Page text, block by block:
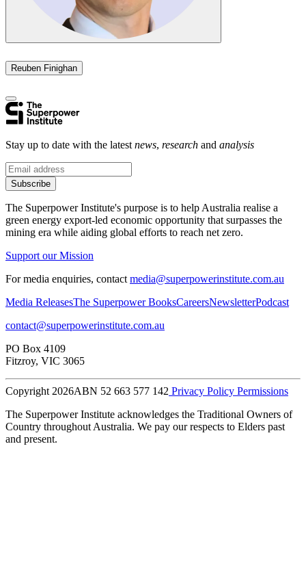
Reuben Finighan​​​​‌ ‍ ​‍​‍‌‍ ‌ ​‍‌‍‍‌‌‍‌ ‌‍‍‌‌‍ ‍​‍​‍​ ‍‍​‍​‍‌ ​ ‌‍​‌‌‍ ‍‌‍‍‌‌ ‌​‌ ‍‌​‍ ‍‌‍‍‌‌‍ ​‍​‍​‍ ​​‍​‍‌‍‍​‌ ​‍‌‍‌‌‌‍‌‍​‍​‍​ ‍‍​‍​‍‌‍‍​‌ ‌​‌ ‌​‌ ​​​ ‍‍​‍ ​‍ ‌‍ ​‌‍ ‌‍​ ‌‍​‌‌‍ ​‌‍‍​‌‍ ‌ ​ ‌ ‌​​ ‍‍​ ​ ​ ​ ​ ​ ​ ​ ​‍ ‌‍‍‌‌‍ ‍‌ ‌​‌‍‌‌‌‍ ‍‌ ‌​​‍ ‌‍‌‌‌‍‌​‌‍‍‌‌ ‌​​‍ ‌‍ ‌‌‍ ‌‍‌​‌‍‌‌​ ‌‌ ​​‌ ​‍‌‍‌‌‌ ​ ‌‍‌‌‌‍ ‍‌ ‌​‌‍​‌‌ ‌​‌‍‍‌‌‍ ‌‍ ‍​ ‍ ‌‍‍‌‌‍‌​​ ‌​ ‌​​ ‍​​ ‌‌‌‍​ ​ ​‍​ ‌ ​ ‌ ​ ‌​​‍ ‌​ ​ ​ ​‌​ ​ ​ ​ ​‍ ‌​ ‌​‌‍​ ​ ​ ​ ‌​​‍ ‌‌‍​‍​ ‍​​ ​‌‌‍​‍​‍ ‌​ ‌‌​ ‌ ​ ​‌​ ‍‌​ ​‌‌‍‌​‌‍​‍​ ‌‍​ ‌​‌‍​‌‌‍‌‌‌‍‌​​ ‍ ‌ ‌​‌ ‍‌‌ ​​‌‍‌‌​ ‌‌‍​‌‌ ‌‌‌ ‌​‌‍‍​‌‍ ‌ ​‍​ ‍ ‌ ​​‌‍​‌‌ ‌​‌‍‍​​ ‌‌‍ ‍‌‍​‌‌‍ ‌‌‍‌‌​ ‌‍​‍‌‍​‌‌ ​ ‌‍‌‌‌‌‌‌‌ ​‍‌‍ ​​ ‌‌‍‍​‌ ‌​‌ ‌​‌ ​​​‍‌‌​ ​ ‌​​‌​‍‌‌​ ​‍‌​‌‍​‍‌‌​ ​‍‌​‌‍‌‍ ​‌‍ ‌‍​ ‌‍​‌‌‍ ​‌‍‍​‌‍ ‌ ​ ‌ ‌​​‍‌‌​ ​ ‌​​‌​ ​ ​ ​ ​ ​ ​ ​ ​‍‌‍‌‍‍‌‌‍‌​​ ‌​ ‌​​ ‍​​ ‌‌‌‍​ ​ ​‍​ ‌ ​ ‌ ​ ‌​​‍ ‌​ ​ ​ ​‌​ ​ ​ ​ ​‍ ‌​ ‌​‌‍​ ​ ​ ​ ‌​​‍ ‌‌‍​‍​ ‍​​ ​‌‌‍​‍​‍ ‌​ ‌‌​ ‌ ​ ​‌​ ‍‌​ ​‌‌‍‌​‌‍​‍​ ‌‍​ ‌​‌‍​‌‌‍‌‌‌‍‌​​‍‌‍‌ ‌​‌ ‍‌‌ ​​‌‍‌‌​ ‌‌‍​‌‌ ‌‌‌ ‌​‌‍‍​‌‍ ‌ ​‍​‍‌‍‌ ​​‌‍​‌‌ ‌​‌‍‍​​ ‌‌‍ ‍‌‍​‌‌‍ ‌‌‍‌‌​‍‌‍‌ ​​‌‍‌‌‌ ​‍‌ ​ ‌ ​​‌‍‌‌‌‍​ ‌ ‌​‌‍‍‌‌ ‌‍‌‍‌‌​ ‌‌ ​​‌ ‌‌‌‍​‍‌‍ ​‌‍‍‌‌ ​ ‌‍‍​‌‍‌‌‌‍‌​​‍​‍‌ ‌
Stay up to date with the latest news, research and analysis
Subscribe
The Superpower Institute's purpose is to help Australia realise a
green energy export-led economic opportunity that surpasses the
mining era while aiding global efforts to reach net zero.​​​​‌ ‍ ​‍​‍‌‍ ‌ ​‍‌‍‍‌‌‍‌ ‌‍‍‌‌‍ ‍​‍​‍​ ‍‍​‍​‍‌ ​ ‌‍​‌‌‍ ‍‌‍‍‌‌ ‌​‌ ‍‌​‍ ‍‌‍‍‌‌‍ ​‍​‍​‍ ​​‍​‍‌‍‍​‌ ​‍‌‍‌‌‌‍‌‍​‍​‍​ ‍‍​‍​‍‌‍‍​‌ ‌​‌ ‌​‌ ​​​ ‍‍​‍ ​‍ ‌‍ ​‌‍ ‌‍​ ‌‍​‌‌‍ ​‌‍‍​‌‍ ‌ ​ ‌ ‌​​ ‍‍​ ​ ​ ​ ​ ​ ​ ​ ​‍ ‌‍‍‌‌‍ ‍‌ ‌​‌‍‌‌‌‍ ‍‌ ‌​​‍ ‌‍‌‌‌‍‌​‌‍‍‌‌ ‌​​‍ ‌‍ ‌‌‍ ‌‍‌​‌‍‌‌​ ‌‌ ​​‌ ​‍‌‍‌‌‌ ​ ‌‍‌‌‌‍ ‍‌ ‌​‌‍​‌‌ ‌​‌‍‍‌‌‍ ‌‍ ‍​ ‍ ‌‍‍‌‌‍‌​​ ‌​ ​‍​ ‌‍​ ‌‌​ ‌‍​ ​​‌‍‌‌​ ‍​​ ​​​‍ ‌​ ‌ ​ ‌​​ ‌‍​ ‌‌​‍ ‌​ ‌​​ ‍​​ ​ ​ ‍‌​‍ ‌​ ‍​​ ‌‍​ ​‍​ ‍‌​‍ ‌​ ‌‌​ ‌‌​ ‌ ​ ​‍‌‍‌‍​ ‍​​ ​‍​ ‍‌​ ‌‌​ ‍​​ ​​‌‍‌‌​ ‍ ‌ ‌​‌ ‍‌‌ ​​‌‍‌‌​ ‌‌ ​ ‌‍‌‌‌ ‌​‌ ‌​‌‍‍‌‌‍ ‍‌‍‌ ‌ ​ ​ ‍ ‌ ​​‌‍​‌‌ ‌​‌‍‍​​ ‌‌‍‌‍‌‍ ‌‍ ‌ ‌​‌‍‌‌‌ ​‍‌‌‌​‌‍‌‌‌ ‍​‌ ‌​​ ‌‍​‍‌‍​‌‌ ​ ‌‍‌‌‌‌‌‌‌ ​‍‌‍ ​​ ‌‌‍‍​‌ ‌​‌ ‌​‌ ​​​‍‌‌​ ​ ‌​​‌​‍‌‌​ ​‍‌​‌‍​‍‌‌​ ​‍‌​‌‍‌‍ ​‌‍ ‌‍​ ‌‍​‌‌‍ ​‌‍‍​‌‍ ‌ ​ ‌ ‌​​‍‌‌​ ​ ‌​​‌​ ​ ​ ​ ​ ​ ​ ​ ​‍‌‍‌‍‍‌‌‍‌​​ ‌​ ​‍​ ‌‍​ ‌‌​ ‌‍​ ​​‌‍‌‌​ ‍​​ ​​​‍ ‌​ ‌ ​ ‌​​ ‌‍​ ‌‌​‍ ‌​ ‌​​ ‍​​ ​ ​ ‍‌​‍ ‌​ ‍​​ ‌‍​ ​‍​ ‍‌​‍ ‌​ ‌‌​ ‌‌​ ‌ ​ ​‍‌‍‌‍​ ‍​​ ​‍​ ‍‌​ ‌‌​ ‍​​ ​​‌‍‌‌​‍‌‍‌ ‌​‌ ‍‌‌ ​​‌‍‌‌​ ‌‌ ​ ‌‍‌‌‌ ‌​‌ ‌​‌‍‍‌‌‍ ‍‌‍‌ ‌ ​ ​‍‌‍‌ ​​‌‍​‌‌ ‌​‌‍‍​​ ‌‌‍‌‍‌‍ ‌‍ ‌ ‌​‌‍‌‌‌ ​‍‌‌‌​‌‍‌‌‌ ‍​‌ ‌​​‍‌‍‌ ​​‌‍‌‌‌ ​‍‌ ​ ‌ ​​‌‍‌‌‌‍​ ‌ ‌​‌‍‍‌‌ ‌‍‌‍‌‌​ ‌‌ ​​‌ ‌‌‌‍​‍‌‍ ​‌‍‍‌‌ ​ ‌‍‍​‌‍‌‌‌‍‌​​‍​‍‌ ‌
Support our Mission
For media enquiries, contact media@superpowerinstitute.com.au
Media Releases​​​​‌ ‍ ​‍​‍‌‍ ‌ ​‍‌‍‍‌‌‍‌ ‌‍‍‌‌‍ ‍​‍​‍​ ‍‍​‍​‍‌ ​ ‌‍​‌‌‍ ‍‌‍‍‌‌ ‌​‌ ‍‌​‍ ‍‌‍‍‌‌‍ ​‍​‍​‍ ​​‍​‍‌‍‍​‌ ​‍‌‍‌‌‌‍‌‍​‍​‍​ ‍‍​‍​‍‌‍‍​‌ ‌​‌ ‌​‌ ​​​ ‍‍​‍ ​‍ ‌‍ ​‌‍ ‌‍​ ‌‍​‌‌‍ ​‌‍‍​‌‍ ‌ ​ ‌ ‌​​ ‍‍​ ​ ​ ​ ​ ​ ​ ​ ​‍ ‌‍‍‌‌‍ ‍‌ ‌​‌‍‌‌‌‍ ‍‌ ‌​​‍ ‌‍‌‌‌‍‌​‌‍‍‌‌ ‌​​‍ ‌‍ ‌‌‍ ‌‍‌​‌‍‌‌​ ‌‌ ​​‌ ​‍‌‍‌‌‌ ​ ‌‍‌‌‌‍ ‍‌ ‌​‌‍​‌‌ ‌​‌‍‍‌‌‍ ‌‍ ‍​ ‍ ‌‍‍‌‌‍‌​​ ‌​ ​‍​ ‌‍​ ‌‌​ ‌‍​ ​​‌‍‌‌​ ‍​​ ​​​‍ ‌​ ‌ ​ ‌​​ ‌‍​ ‌‌​‍ ‌​ ‌​​ ‍​​ ​ ​ ‍‌​‍ ‌​ ‍​​ ‌‍​ ​‍​ ‍‌​‍ ‌​ ‌‌​ ‌‌​ ‌ ​ ​‍‌‍‌‍​ ‍​​ ​‍​ ‍‌​ ‌‌​ ‍​​ ​​‌‍‌‌​ ‍ ‌ ‌​‌ ‍‌‌ ​​‌‍‌‌​ ‌‌ ​ ‌‍‌‌‌ ‌​‌ ‌​‌‍‍‌‌‍ ‍‌‍‌ ‌ ​ ​ ‍ ‌ ​​‌‍​‌‌ ‌​‌‍‍​​ ‌‌‍‌‍‌‍ ‌‍ ‌ ‌​‌‍‌‌‌ ​‍‌​ ‌‌‍‌‌‌‍ ‍‌ ‌‌‌​‍‌‌ ‌​‌‍‌‌‌‍ ‌‌ ​ ​‍‌‌​ ‌‌‌​​‍‌‌ ‌‍‍ ‌‍‌‌‌ ‍‌​‍‌‌​ ​ ‌​‌​​‍‌‌​ ​ ‌​‌​​‍‌‌​ ​‍​ ​‍‌‍​ ‌‍​‌​ ‌​​ ​​​ ‍‌‌‍‌​​ ​‍​ ‌‍‌‍​ ​ ‌ ‌‍‌‌​ ‌‌​‍‌‌​ ​‍​ ​‍​‍‌‌​ ‌‌‌​‌​​‍ ‍‌‍ ​‌‍​‌‌‍​‍‌‍‌‌‌‍ ​​ ‌‍​‍‌‍​‌‌ ​ ‌‍‌‌‌‌‌‌‌ ​‍‌‍ ​​ ‌‌‍‍​‌ ‌​‌ ‌​‌ ​​​‍‌‌​ ​ ‌​​‌​‍‌‌​ ​‍‌​‌‍​‍‌‌​ ​‍‌​‌‍‌‍ ​‌‍ ‌‍​ ‌‍​‌‌‍ ​‌‍‍​‌‍ ‌ ​ ‌ ‌​​‍‌‌​ ​ ‌​​‌​ ​ ​ ​ ​ ​ ​ ​ ​‍‌‍‌‍‍‌‌‍‌​​ ‌​ ​‍​ ‌‍​ ‌‌​ ‌‍​ ​​‌‍‌‌​ ‍​​ ​​​‍ ‌​ ‌ ​ ‌​​ ‌‍​ ‌‌​‍ ‌​ ‌​​ ‍​​ ​ ​ ‍‌​‍ ‌​ ‍​​ ‌‍​ ​‍​ ‍‌​‍ ‌​ ‌‌​ ‌‌​ ‌ ​ ​‍‌‍‌‍​ ‍​​ ​‍​ ‍‌​ ‌‌​ ‍​​ ​​‌‍‌‌​‍‌‍‌ ‌​‌ ‍‌‌ ​​‌‍‌‌​ ‌‌ ​ ‌‍‌‌‌ ‌​‌ ‌​‌‍‍‌‌‍ ‍‌‍‌ ‌ ​ ​‍‌‍‌ ​​‌‍​‌‌ ‌​‌‍‍​​ ‌‌‍‌‍‌‍ ‌‍ ‌ ‌​‌‍‌‌‌ ​‍‌​ ‌‌‍‌‌‌‍ ‍‌ ‌‌‌​‍‌‌ ‌​‌‍‌‌‌‍ ‌‌ ​ ​‍‌‌​ ‌‌‌​​‍‌‌ ‌‍‍ ‌‍‌‌‌ ‍‌​‍‌‌​ ​ ‌​‌​​‍‌‌​ ​ ‌​‌​​‍‌‌​ ​‍​ ​‍‌‍​ ‌‍​‌​ ‌​​ ​​​ ‍‌‌‍‌​​ ​‍​ ‌‍‌‍​ ​ ‌ ‌‍‌‌​ ‌‌​‍‌‌​ ​‍​ ​‍​‍‌‌​ ‌‌‌​‌​​‍ ‍‌‍ ​‌‍​‌‌‍​‍‌‍‌‌‌‍ ​​‍‌‍‌ ​​‌‍‌‌‌ ​‍‌ ​ ‌ ​​‌‍‌‌‌‍​ ‌ ‌​‌‍‍‌‌ ‌‍‌‍‌‌​ ‌‌ ​​‌ ‌‌‌‍​‍‌‍ ​‌‍‍‌‌ ​ ‌‍‍​‌‍‌‌‌‍‌​​‍​‍‌ ‌The Superpower Books​​​​‌ ‍ ​‍​‍‌‍ ‌ ​‍‌‍‍‌‌‍‌ ‌‍‍‌‌‍ ‍​‍​‍​ ‍‍​‍​‍‌ ​ ‌‍​‌‌‍ ‍‌‍‍‌‌ ‌​‌ ‍‌​‍ ‍‌‍‍‌‌‍ ​‍​‍​‍ ​​‍​‍‌‍‍​‌ ​‍‌‍‌‌‌‍‌‍​‍​‍​ ‍‍​‍​‍‌‍‍​‌ ‌​‌ ‌​‌ ​​​ ‍‍​‍ ​‍ ‌‍ ​‌‍ ‌‍​ ‌‍​‌‌‍ ​‌‍‍​‌‍ ‌ ​ ‌ ‌​​ ‍‍​ ​ ​ ​ ​ ​ ​ ​ ​‍ ‌‍‍‌‌‍ ‍‌ ‌​‌‍‌‌‌‍ ‍‌ ‌​​‍ ‌‍‌‌‌‍‌​‌‍‍‌‌ ‌​​‍ ‌‍ ‌‌‍ ‌‍‌​‌‍‌‌​ ‌‌ ​​‌ ​‍‌‍‌‌‌ ​ ‌‍‌‌‌‍ ‍‌ ‌​‌‍​‌‌ ‌​‌‍‍‌‌‍ ‌‍ ‍​ ‍ ‌‍‍‌‌‍‌​​ ‌​ ​‍​ ‌‍​ ‌‌​ ‌‍​ ​​‌‍‌‌​ ‍​​ ​​​‍ ‌​ ‌ ​ ‌​​ ‌‍​ ‌‌​‍ ‌​ ‌​​ ‍​​ ​ ​ ‍‌​‍ ‌​ ‍​​ ‌‍​ ​‍​ ‍‌​‍ ‌​ ‌‌​ ‌‌​ ‌ ​ ​‍‌‍‌‍​ ‍​​ ​‍​ ‍‌​ ‌‌​ ‍​​ ​​‌‍‌‌​ ‍ ‌ ‌​‌ ‍‌‌ ​​‌‍‌‌​ ‌‌ ​ ‌‍‌‌‌ ‌​‌ ‌​‌‍‍‌‌‍ ‍‌‍‌ ‌ ​ ​ ‍ ‌ ​​‌‍​‌‌ ‌​‌‍‍​​ ‌‌‍‌‍‌‍ ‌‍ ‌ ‌​‌‍‌‌‌ ​‍‌​ ‌‌‍‌‌‌‍ ‍‌ ‌‌‌​‍‌‌ ‌​‌‍‌‌‌‍ ‌‌ ​ ​‍‌‌​ ‌‌‌​​‍‌‌ ‌‍‍ ‌‍‌‌‌ ‍‌​‍‌‌​ ​ ‌​‌​​‍‌‌​ ​ ‌​‌​​‍‌‌​ ​‍​ ​‍​ ‌‍​ ‌ ​ ‌‌​ ​​​ ​‍​ ‌​‌‍‌​​ ‍​‌‍‌‌​ ‌‌‌‍‌‌​ ‍​​‍‌‌​ ​‍​ ​‍​‍‌‌​ ‌‌‌​‌​​‍ ‍‌‍ ​‌‍​‌‌‍​‍‌‍‌‌‌‍ ​​ ‌‍​‍‌‍​‌‌ ​ ‌‍‌‌‌‌‌‌‌ ​‍‌‍ ​​ ‌‌‍‍​‌ ‌​‌ ‌​‌ ​​​‍‌‌​ ​ ‌​​‌​‍‌‌​ ​‍‌​‌‍​‍‌‌​ ​‍‌​‌‍‌‍ ​‌‍ ‌‍​ ‌‍​‌‌‍ ​‌‍‍​‌‍ ‌ ​ ‌ ‌​​‍‌‌​ ​ ‌​​‌​ ​ ​ ​ ​ ​ ​ ​ ​‍‌‍‌‍‍‌‌‍‌​​ ‌​ ​‍​ ‌‍​ ‌‌​ ‌‍​ ​​‌‍‌‌​ ‍​​ ​​​‍ ‌​ ‌ ​ ‌​​ ‌‍​ ‌‌​‍ ‌​ ‌​​ ‍​​ ​ ​ ‍‌​‍ ‌​ ‍​​ ‌‍​ ​‍​ ‍‌​‍ ‌​ ‌‌​ ‌‌​ ‌ ​ ​‍‌‍‌‍​ ‍​​ ​‍​ ‍‌​ ‌‌​ ‍​​ ​​‌‍‌‌​‍‌‍‌ ‌​‌ ‍‌‌ ​​‌‍‌‌​ ‌‌ ​ ‌‍‌‌‌ ‌​‌ ‌​‌‍‍‌‌‍ ‍‌‍‌ ‌ ​ ​‍‌‍‌ ​​‌‍​‌‌ ‌​‌‍‍​​ ‌‌‍‌‍‌‍ ‌‍ ‌ ‌​‌‍‌‌‌ ​‍‌​ ‌‌‍‌‌‌‍ ‍‌ ‌‌‌​‍‌‌ ‌​‌‍‌‌‌‍ ‌‌ ​ ​‍‌‌​ ‌‌‌​​‍‌‌ ‌‍‍ ‌‍‌‌‌ ‍‌​‍‌‌​ ​ ‌​‌​​‍‌‌​ ​ ‌​‌​​‍‌‌​ ​‍​ ​‍​ ‌‍​ ‌ ​ ‌‌​ ​​​ ​‍​ ‌​‌‍‌​​ ‍​‌‍‌‌​ ‌‌‌‍‌‌​ ‍​​‍‌‌​ ​‍​ ​‍​‍‌‌​ ‌‌‌​‌​​‍ ‍‌‍ ​‌‍​‌‌‍​‍‌‍‌‌‌‍ ​​‍‌‍‌ ​​‌‍‌‌‌ ​‍‌ ​ ‌ ​​‌‍‌‌‌‍​ ‌ ‌​‌‍‍‌‌ ‌‍‌‍‌‌​ ‌‌ ​​‌ ‌‌‌‍​‍‌‍ ​‌‍‍‌‌ ​ ‌‍‍​‌‍‌‌‌‍‌​​‍​‍‌ ‌Careers​​​​‌ ‍ ​‍​‍‌‍ ‌ ​‍‌‍‍‌‌‍‌ ‌‍‍‌‌‍ ‍​‍​‍​ ‍‍​‍​‍‌ ​ ‌‍​‌‌‍ ‍‌‍‍‌‌ ‌​‌ ‍‌​‍ ‍‌‍‍‌‌‍ ​‍​‍​‍ ​​‍​‍‌‍‍​‌ ​‍‌‍‌‌‌‍‌‍​‍​‍​ ‍‍​‍​‍‌‍‍​‌ ‌​‌ ‌​‌ ​​​ ‍‍​‍ ​‍ ‌‍ ​‌‍ ‌‍​ ‌‍​‌‌‍ ​‌‍‍​‌‍ ‌ ​ ‌ ‌​​ ‍‍​ ​ ​ ​ ​ ​ ​ ​ ​‍ ‌‍‍‌‌‍ ‍‌ ‌​‌‍‌‌‌‍ ‍‌ ‌​​‍ ‌‍‌‌‌‍‌​‌‍‍‌‌ ‌​​‍ ‌‍ ‌‌‍ ‌‍‌​‌‍‌‌​ ‌‌ ​​‌ ​‍‌‍‌‌‌ ​ ‌‍‌‌‌‍ ‍‌ ‌​‌‍​‌‌ ‌​‌‍‍‌‌‍ ‌‍ ‍​ ‍ ‌‍‍‌‌‍‌​​ ‌​ ​‍​ ‌‍​ ‌‌​ ‌‍​ ​​‌‍‌‌​ ‍​​ ​​​‍ ‌​ ‌ ​ ‌​​ ‌‍​ ‌‌​‍ ‌​ ‌​​ ‍​​ ​ ​ ‍‌​‍ ‌​ ‍​​ ‌‍​ ​‍​ ‍‌​‍ ‌​ ‌‌​ ‌‌​ ‌ ​ ​‍‌‍‌‍​ ‍​​ ​‍​ ‍‌​ ‌‌​ ‍​​ ​​‌‍‌‌​ ‍ ‌ ‌​‌ ‍‌‌ ​​‌‍‌‌​ ‌‌ ​ ‌‍‌‌‌ ‌​‌ ‌​‌‍‍‌‌‍ ‍‌‍‌ ‌ ​ ​ ‍ ‌ ​​‌‍​‌‌ ‌​‌‍‍​​ ‌‌‍‌‍‌‍ ‌‍ ‌ ‌​‌‍‌‌‌ ​‍‌​ ‌‌‍‌‌‌‍ ‍‌ ‌‌‌​‍‌‌ ‌​‌‍‌‌‌‍ ‌‌ ​ ​‍‌‌​ ‌‌‌​​‍‌‌ ‌‍‍ ‌‍‌‌‌ ‍‌​‍‌‌​ ​ ‌​‌​​‍‌‌​ ​ ‌​‌​​‍‌‌​ ​‍​ ​‍‌‍‌‌​ ‌‌‌‍‌​​ ‌‍​ ‌ ‌‍‌​‌‍​‌​ ‌ ​ ‌ ​ ‌ ​ ​​‌‍​‌​‍‌‌​ ​‍​ ​‍​‍‌‌​ ‌‌‌​‌​​‍ ‍‌‍ ​‌‍​‌‌‍​‍‌‍‌‌‌‍ ​​ ‌‍​‍‌‍​‌‌ ​ ‌‍‌‌‌‌‌‌‌ ​‍‌‍ ​​ ‌‌‍‍​‌ ‌​‌ ‌​‌ ​​​‍‌‌​ ​ ‌​​‌​‍‌‌​ ​‍‌​‌‍​‍‌‌​ ​‍‌​‌‍‌‍ ​‌‍ ‌‍​ ‌‍​‌‌‍ ​‌‍‍​‌‍ ‌ ​ ‌ ‌​​‍‌‌​ ​ ‌​​‌​ ​ ​ ​ ​ ​ ​ ​ ​‍‌‍‌‍‍‌‌‍‌​​ ‌​ ​‍​ ‌‍​ ‌‌​ ‌‍​ ​​‌‍‌‌​ ‍​​ ​​​‍ ‌​ ‌ ​ ‌​​ ‌‍​ ‌‌​‍ ‌​ ‌​​ ‍​​ ​ ​ ‍‌​‍ ‌​ ‍​​ ‌‍​ ​‍​ ‍‌​‍ ‌​ ‌‌​ ‌‌​ ‌ ​ ​‍‌‍‌‍​ ‍​​ ​‍​ ‍‌​ ‌‌​ ‍​​ ​​‌‍‌‌​‍‌‍‌ ‌​‌ ‍‌‌ ​​‌‍‌‌​ ‌‌ ​ ‌‍‌‌‌ ‌​‌ ‌​‌‍‍‌‌‍ ‍‌‍‌ ‌ ​ ​‍‌‍‌ ​​‌‍​‌‌ ‌​‌‍‍​​ ‌‌‍‌‍‌‍ ‌‍ ‌ ‌​‌‍‌‌‌ ​‍‌​ ‌‌‍‌‌‌‍ ‍‌ ‌‌‌​‍‌‌ ‌​‌‍‌‌‌‍ ‌‌ ​ ​‍‌‌​ ‌‌‌​​‍‌‌ ‌‍‍ ‌‍‌‌‌ ‍‌​‍‌‌​ ​ ‌​‌​​‍‌‌​ ​ ‌​‌​​‍‌‌​ ​‍​ ​‍‌‍‌‌​ ‌‌‌‍‌​​ ‌‍​ ‌ ‌‍‌​‌‍​‌​ ‌ ​ ‌ ​ ‌ ​ ​​‌‍​‌​‍‌‌​ ​‍​ ​‍​‍‌‌​ ‌‌‌​‌​​‍ ‍‌‍ ​‌‍​‌‌‍​‍‌‍‌‌‌‍ ​​‍‌‍‌ ​​‌‍‌‌‌ ​‍‌ ​ ‌ ​​‌‍‌‌‌‍​ ‌ ‌​‌‍‍‌‌ ‌‍‌‍‌‌​ ‌‌ ​​‌ ‌‌‌‍​‍‌‍ ​‌‍‍‌‌ ​ ‌‍‍​‌‍‌‌‌‍‌​​‍​‍‌ ‌Newsletter​​​​‌ ‍ ​‍​‍‌‍ ‌ ​‍‌‍‍‌‌‍‌ ‌‍‍‌‌‍ ‍​‍​‍​ ‍‍​‍​‍‌ ​ ‌‍​‌‌‍ ‍‌‍‍‌‌ ‌​‌ ‍‌​‍ ‍‌‍‍‌‌‍ ​‍​‍​‍ ​​‍​‍‌‍‍​‌ ​‍‌‍‌‌‌‍‌‍​‍​‍​ ‍‍​‍​‍‌‍‍​‌ ‌​‌ ‌​‌ ​​​ ‍‍​‍ ​‍ ‌‍ ​‌‍ ‌‍​ ‌‍​‌‌‍ ​‌‍‍​‌‍ ‌ ​ ‌ ‌​​ ‍‍​ ​ ​ ​ ​ ​ ​ ​ ​‍ ‌‍‍‌‌‍ ‍‌ ‌​‌‍‌‌‌‍ ‍‌ ‌​​‍ ‌‍‌‌‌‍‌​‌‍‍‌‌ ‌​​‍ ‌‍ ‌‌‍ ‌‍‌​‌‍‌‌​ ‌‌ ​​‌ ​‍‌‍‌‌‌ ​ ‌‍‌‌‌‍ ‍‌ ‌​‌‍​‌‌ ‌​‌‍‍‌‌‍ ‌‍ ‍​ ‍ ‌‍‍‌‌‍‌​​ ‌​ ​‍​ ‌‍​ ‌‌​ ‌‍​ ​​‌‍‌‌​ ‍​​ ​​​‍ ‌​ ‌ ​ ‌​​ ‌‍​ ‌‌​‍ ‌​ ‌​​ ‍​​ ​ ​ ‍‌​‍ ‌​ ‍​​ ‌‍​ ​‍​ ‍‌​‍ ‌​ ‌‌​ ‌‌​ ‌ ​ ​‍‌‍‌‍​ ‍​​ ​‍​ ‍‌​ ‌‌​ ‍​​ ​​‌‍‌‌​ ‍ ‌ ‌​‌ ‍‌‌ ​​‌‍‌‌​ ‌‌ ​ ‌‍‌‌‌ ‌​‌ ‌​‌‍‍‌‌‍ ‍‌‍‌ ‌ ​ ​ ‍ ‌ ​​‌‍​‌‌ ‌​‌‍‍​​ ‌‌‍‌‍‌‍ ‌‍ ‌ ‌​‌‍‌‌‌ ​‍‌​ ‌‌‍‌‌‌‍ ‍‌ ‌‌‌​‍‌‌ ‌​‌‍‌‌‌‍ ‌‌ ​ ​‍‌‌​ ‌‌‌​​‍‌‌ ‌‍‍ ‌‍‌‌‌ ‍‌​‍‌‌​ ​ ‌​‌​​‍‌‌​ ​ ‌​‌​​‍‌‌​ ​‍​ ​‍​ ​‍‌‍​‍​ ​​​ ​ ​ ‍‌​ ​‍‌‍​‌​ ‍​‌‍​‌​ ‌ ​ ​​‌‍‌‍​‍‌‌​ ​‍​ ​‍​‍‌‌​ ‌‌‌​‌​​‍ ‍‌‍ ​‌‍​‌‌‍​‍‌‍‌‌‌‍ ​​ ‌‍​‍‌‍​‌‌ ​ ‌‍‌‌‌‌‌‌‌ ​‍‌‍ ​​ ‌‌‍‍​‌ ‌​‌ ‌​‌ ​​​‍‌‌​ ​ ‌​​‌​‍‌‌​ ​‍‌​‌‍​‍‌‌​ ​‍‌​‌‍‌‍ ​‌‍ ‌‍​ ‌‍​‌‌‍ ​‌‍‍​‌‍ ‌ ​ ‌ ‌​​‍‌‌​ ​ ‌​​‌​ ​ ​ ​ ​ ​ ​ ​ ​‍‌‍‌‍‍‌‌‍‌​​ ‌​ ​‍​ ‌‍​ ‌‌​ ‌‍​ ​​‌‍‌‌​ ‍​​ ​​​‍ ‌​ ‌ ​ ‌​​ ‌‍​ ‌‌​‍ ‌​ ‌​​ ‍​​ ​ ​ ‍‌​‍ ‌​ ‍​​ ‌‍​ ​‍​ ‍‌​‍ ‌​ ‌‌​ ‌‌​ ‌ ​ ​‍‌‍‌‍​ ‍​​ ​‍​ ‍‌​ ‌‌​ ‍​​ ​​‌‍‌‌​‍‌‍‌ ‌​‌ ‍‌‌ ​​‌‍‌‌​ ‌‌ ​ ‌‍‌‌‌ ‌​‌ ‌​‌‍‍‌‌‍ ‍‌‍‌ ‌ ​ ​‍‌‍‌ ​​‌‍​‌‌ ‌​‌‍‍​​ ‌‌‍‌‍‌‍ ‌‍ ‌ ‌​‌‍‌‌‌ ​‍‌​ ‌‌‍‌‌‌‍ ‍‌ ‌‌‌​‍‌‌ ‌​‌‍‌‌‌‍ ‌‌ ​ ​‍‌‌​ ‌‌‌​​‍‌‌ ‌‍‍ ‌‍‌‌‌ ‍‌​‍‌‌​ ​ ‌​‌​​‍‌‌​ ​ ‌​‌​​‍‌‌​ ​‍​ ​‍​ ​‍‌‍​‍​ ​​​ ​ ​ ‍‌​ ​‍‌‍​‌​ ‍​‌‍​‌​ ‌ ​ ​​‌‍‌‍​‍‌‌​ ​‍​ ​‍​‍‌‌​ ‌‌‌​‌​​‍ ‍‌‍ ​‌‍​‌‌‍​‍‌‍‌‌‌‍ ​​‍‌‍‌ ​​‌‍‌‌‌ ​‍‌ ​ ‌ ​​‌‍‌‌‌‍​ ‌ ‌​‌‍‍‌‌ ‌‍‌‍‌‌​ ‌‌ ​​‌ ‌‌‌‍​‍‌‍ ​‌‍‍‌‌ ​ ‌‍‍​‌‍‌‌‌‍‌​​‍​‍‌ ‌Podcast​​​​‌ ‍ ​‍​‍‌‍ ‌ ​‍‌‍‍‌‌‍‌ ‌‍‍‌‌‍ ‍​‍​‍​ ‍‍​‍​‍‌ ​ ‌‍​‌‌‍ ‍‌‍‍‌‌ ‌​‌ ‍‌​‍ ‍‌‍‍‌‌‍ ​‍​‍​‍ ​​‍​‍‌‍‍​‌ ​‍‌‍‌‌‌‍‌‍​‍​‍​ ‍‍​‍​‍‌‍‍​‌ ‌​‌ ‌​‌ ​​​ ‍‍​‍ ​‍ ‌‍ ​‌‍ ‌‍​ ‌‍​‌‌‍ ​‌‍‍​‌‍ ‌ ​ ‌ ‌​​ ‍‍​ ​ ​ ​ ​ ​ ​ ​ ​‍ ‌‍‍‌‌‍ ‍‌ ‌​‌‍‌‌‌‍ ‍‌ ‌​​‍ ‌‍‌‌‌‍‌​‌‍‍‌‌ ‌​​‍ ‌‍ ‌‌‍ ‌‍‌​‌‍‌‌​ ‌‌ ​​‌ ​‍‌‍‌‌‌ ​ ‌‍‌‌‌‍ ‍‌ ‌​‌‍​‌‌ ‌​‌‍‍‌‌‍ ‌‍ ‍​ ‍ ‌‍‍‌‌‍‌​​ ‌​ ​‍​ ‌‍​ ‌‌​ ‌‍​ ​​‌‍‌‌​ ‍​​ ​​​‍ ‌​ ‌ ​ ‌​​ ‌‍​ ‌‌​‍ ‌​ ‌​​ ‍​​ ​ ​ ‍‌​‍ ‌​ ‍​​ ‌‍​ ​‍​ ‍‌​‍ ‌​ ‌‌​ ‌‌​ ‌ ​ ​‍‌‍‌‍​ ‍​​ ​‍​ ‍‌​ ‌‌​ ‍​​ ​​‌‍‌‌​ ‍ ‌ ‌​‌ ‍‌‌ ​​‌‍‌‌​ ‌‌ ​ ‌‍‌‌‌ ‌​‌ ‌​‌‍‍‌‌‍ ‍‌‍‌ ‌ ​ ​ ‍ ‌ ​​‌‍​‌‌ ‌​‌‍‍​​ ‌‌‍‌‍‌‍ ‌‍ ‌ ‌​‌‍‌‌‌ ​‍‌​ ‌‌‍‌‌‌‍ ‍‌ ‌‌‌​‍‌‌ ‌​‌‍‌‌‌‍ ‌‌ ​ ​‍‌‌​ ‌‌‌​​‍‌‌ ‌‍‍ ‌‍‌‌‌ ‍‌​‍‌‌​ ​ ‌​‌​​‍‌‌​ ​ ‌​‌​​‍‌‌​ ​‍​ ​‍​ ‌‍‌‍‌‌​ ‍​​ ​ ​ ​​​ ‍‌​ ‌​​ ​​​ ​‍‌‍‌‍‌‍​ ​ ​‍​‍‌‌​ ​‍​ ​‍​‍‌‌​ ‌‌‌​‌​​‍ ‍‌‍ ​‌‍​‌‌‍​‍‌‍‌‌‌‍ ​​ ‌‍​‍‌‍​‌‌ ​ ‌‍‌‌‌‌‌‌‌ ​‍‌‍ ​​ ‌‌‍‍​‌ ‌​‌ ‌​‌ ​​​‍‌‌​ ​ ‌​​‌​‍‌‌​ ​‍‌​‌‍​‍‌‌​ ​‍‌​‌‍‌‍ ​‌‍ ‌‍​ ‌‍​‌‌‍ ​‌‍‍​‌‍ ‌ ​ ‌ ‌​​‍‌‌​ ​ ‌​​‌​ ​ ​ ​ ​ ​ ​ ​ ​‍‌‍‌‍‍‌‌‍‌​​ ‌​ ​‍​ ‌‍​ ‌‌​ ‌‍​ ​​‌‍‌‌​ ‍​​ ​​​‍ ‌​ ‌ ​ ‌​​ ‌‍​ ‌‌​‍ ‌​ ‌​​ ‍​​ ​ ​ ‍‌​‍ ‌​ ‍​​ ‌‍​ ​‍​ ‍‌​‍ ‌​ ‌‌​ ‌‌​ ‌ ​ ​‍‌‍‌‍​ ‍​​ ​‍​ ‍‌​ ‌‌​ ‍​​ ​​‌‍‌‌​‍‌‍‌ ‌​‌ ‍‌‌ ​​‌‍‌‌​ ‌‌ ​ ‌‍‌‌‌ ‌​‌ ‌​‌‍‍‌‌‍ ‍‌‍‌ ‌ ​ ​‍‌‍‌ ​​‌‍​‌‌ ‌​‌‍‍​​ ‌‌‍‌‍‌‍ ‌‍ ‌ ‌​‌‍‌‌‌ ​‍‌​ ‌‌‍‌‌‌‍ ‍‌ ‌‌‌​‍‌‌ ‌​‌‍‌‌‌‍ ‌‌ ​ ​‍‌‌​ ‌‌‌​​‍‌‌ ‌‍‍ ‌‍‌‌‌ ‍‌​‍‌‌​ ​ ‌​‌​​‍‌‌​ ​ ‌​‌​​‍‌‌​ ​‍​ ​‍​ ‌‍‌‍‌‌​ ‍​​ ​ ​ ​​​ ‍‌​ ‌​​ ​​​ ​‍‌‍‌‍‌‍​ ​ ​‍​‍‌‌​ ​‍​ ​‍​‍‌‌​ ‌‌‌​‌​​‍ ‍‌‍ ​‌‍​‌‌‍​‍‌‍‌‌‌‍ ​​‍‌‍‌ ​​‌‍‌‌‌ ​‍‌ ​ ‌ ​​‌‍‌‌‌‍​ ‌ ‌​‌‍‍‌‌ ‌‍‌‍‌‌​ ‌‌ ​​‌ ‌‌‌‍​‍‌‍ ​‌‍‍‌‌ ​ ‌‍‍​‌‍‌‌‌‍‌​​‍​‍‌ ‌
contact@superpowerinstitute.com.au
PO Box 4109
Fitzroy, VIC 3065
Copyright 2026ABN 52 663 577 142 Privacy Policy Permissions
The Superpower Institute acknowledges the Traditional Owners of
Country throughout Australia. We pay our respects to Elders past
and present.​​​​‌ ‍ ​‍​‍‌‍ ‌ ​‍‌‍‍‌‌‍‌ ‌‍‍‌‌‍ ‍​‍​‍​ ‍‍​‍​‍‌ ​ ‌‍​‌‌‍ ‍‌‍‍‌‌ ‌​‌ ‍‌​‍ ‍‌‍‍‌‌‍ ​‍​‍​‍ ​​‍​‍‌‍‍​‌ ​‍‌‍‌‌‌‍‌‍​‍​‍​ ‍‍​‍​‍‌‍‍​‌ ‌​‌ ‌​‌ ​​​ ‍‍​‍ ​‍ ‌‍ ​‌‍ ‌‍​ ‌‍​‌‌‍ ​‌‍‍​‌‍ ‌ ​ ‌ ‌​​ ‍‍​ ​ ​ ​ ​ ​ ​ ​ ​‍ ‌‍‍‌‌‍ ‍‌ ‌​‌‍‌‌‌‍ ‍‌ ‌​​‍ ‌‍‌‌‌‍‌​‌‍‍‌‌ ‌​​‍ ‌‍ ‌‌‍ ‌‍‌​‌‍‌‌​ ‌‌ ​​‌ ​‍‌‍‌‌‌ ​ ‌‍‌‌‌‍ ‍‌ ‌​‌‍​‌‌ ‌​‌‍‍‌‌‍ ‌‍ ‍​ ‍ ‌‍‍‌‌‍‌​​ ‌​ ​‍​ ‌‍​ ‌‌​ ‌‍​ ​​‌‍‌‌​ ‍​​ ​​​‍ ‌​ ‌ ​ ‌​​ ‌‍​ ‌‌​‍ ‌​ ‌​​ ‍​​ ​ ​ ‍‌​‍ ‌​ ‍​​ ‌‍​ ​‍​ ‍‌​‍ ‌​ ‌‌​ ‌‌​ ‌ ​ ​‍‌‍‌‍​ ‍​​ ​‍​ ‍‌​ ‌‌​ ‍​​ ​​‌‍‌‌​ ‍ ‌ ‌​‌ ‍‌‌ ​​‌‍‌‌​ ‌‌ ​ ‌‍‌‌‌ ‌​‌ ‌​‌‍‍‌‌‍ ‍‌‍‌ ‌ ​ ​ ‍ ‌ ​​‌‍​‌‌ ‌​‌‍‍​​ ‌‌‍​‌‌‍​ ‌‍‍ ‌‍ ‍‌‍ ‌ ‌ ‌‍ ​‌‍‌‌‌‍‌​‌‍‌ ‌‍‌‌‌‍ ‌‌‍‌‌‌‍ ‍‌ ‌​​ ‌‍​‍‌‍​‌‌ ​ ‌‍‌‌‌‌‌‌‌ ​‍‌‍ ​​ ‌‌‍‍​‌ ‌​‌ ‌​‌ ​​​‍‌‌​ ​ ‌​​‌​‍‌‌​ ​‍‌​‌‍​‍‌‌​ ​‍‌​‌‍‌‍ ​‌‍ ‌‍​ ‌‍​‌‌‍ ​‌‍‍​‌‍ ‌ ​ ‌ ‌​​‍‌‌​ ​ ‌​​‌​ ​ ​ ​ ​ ​ ​ ​ ​‍‌‍‌‍‍‌‌‍‌​​ ‌​ ​‍​ ‌‍​ ‌‌​ ‌‍​ ​​‌‍‌‌​ ‍​​ ​​​‍ ‌​ ‌ ​ ‌​​ ‌‍​ ‌‌​‍ ‌​ ‌​​ ‍​​ ​ ​ ‍‌​‍ ‌​ ‍​​ ‌‍​ ​‍​ ‍‌​‍ ‌​ ‌‌​ ‌‌​ ‌ ​ ​‍‌‍‌‍​ ‍​​ ​‍​ ‍‌​ ‌‌​ ‍​​ ​​‌‍‌‌​‍‌‍‌ ‌​‌ ‍‌‌ ​​‌‍‌‌​ ‌‌ ​ ‌‍‌‌‌ ‌​‌ ‌​‌‍‍‌‌‍ ‍‌‍‌ ‌ ​ ​‍‌‍‌ ​​‌‍​‌‌ ‌​‌‍‍​​ ‌‌‍​‌‌‍​ ‌‍‍ ‌‍ ‍‌‍ ‌ ‌ ‌‍ ​‌‍‌‌‌‍‌​‌‍‌ ‌‍‌‌‌‍ ‌‌‍‌‌‌‍ ‍‌ ‌​​‍‌‍‌ ​​‌‍‌‌‌ ​‍‌ ​ ‌ ​​‌‍‌‌‌‍​ ‌ ‌​‌‍‍‌‌ ‌‍‌‍‌‌​ ‌‌ ​​‌ ‌‌‌‍​‍‌‍ ​‌‍‍‌‌ ​ ‌‍‍​‌‍‌‌‌‍‌​​‍​‍‌ ‌